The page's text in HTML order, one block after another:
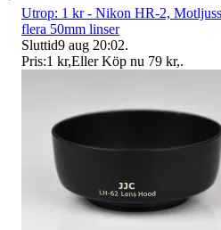
Utrop: 1 kr - Nikon HR-2,
flera 50mm linser
Sluttid9 aug 20:02.
Pris:1 kr,Eller Köp nu 79 kr,.